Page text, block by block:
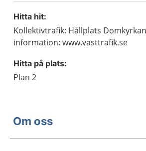
Hitta hit:
Kollektivtrafik: Hållplats
information: www.vasttrafik.se
Hitta på plats:
Plan 2
Om oss